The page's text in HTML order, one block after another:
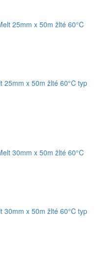
25mm x 50m žlté 60°C typ
30mm x 50m žlté 60°C typ